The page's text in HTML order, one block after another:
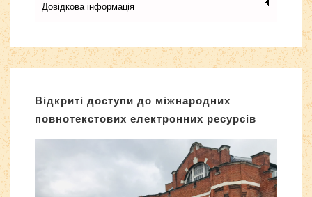
Довідкова інформація
Відкриті доступи до міжнародних
повнотекстових електронних ресурсів